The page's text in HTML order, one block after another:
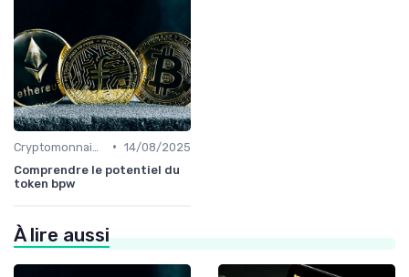
• 14/08/2025
Comprendre le potentiel du
token bpw
À lire aussi